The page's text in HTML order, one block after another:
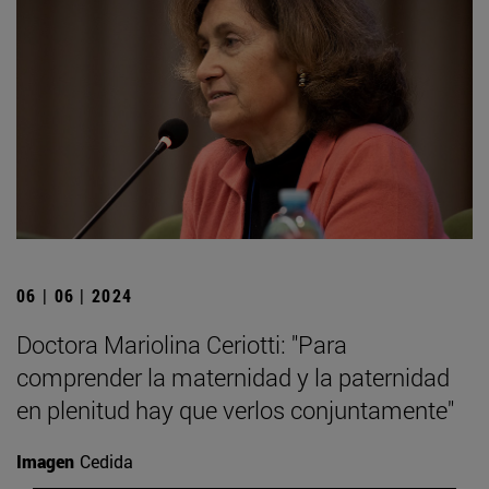
06 | 06 | 2024
Doctora Mariolina Ceriotti: "Para
comprender la maternidad y la paternidad
en plenitud hay que verlos conjuntamente"
Imagen Cedida